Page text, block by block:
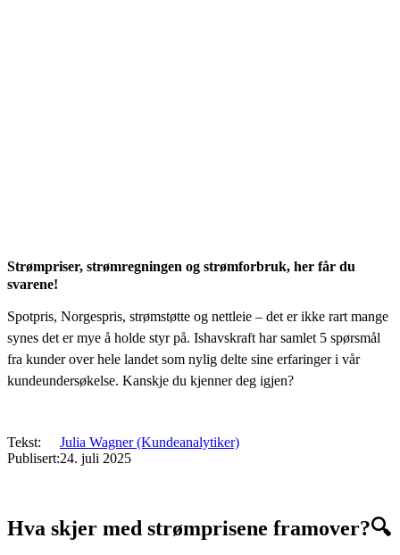
Strømpriser, strømregningen og strømforbruk, her får du
svarene!
Spotpris, Norgespris, strømstøtte og nettleie – det er ikke rart mange
synes det er mye å holde styr på. Ishavskraft har samlet 5 spørsmål
fra kunder over hele landet som nylig delte sine erfaringer i vår
kundeundersøkelse. Kanskje du kjenner deg igjen?
Tekst
Julia Wagner (Kundeanalytiker)
Publisert 24. juli 2025
Hva skjer med strømprisene framover?🔍